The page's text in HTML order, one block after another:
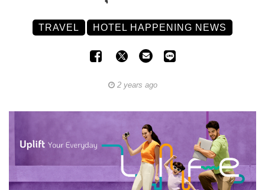
TRAVEL HOTEL HAPPENING NEWS
2 years ago